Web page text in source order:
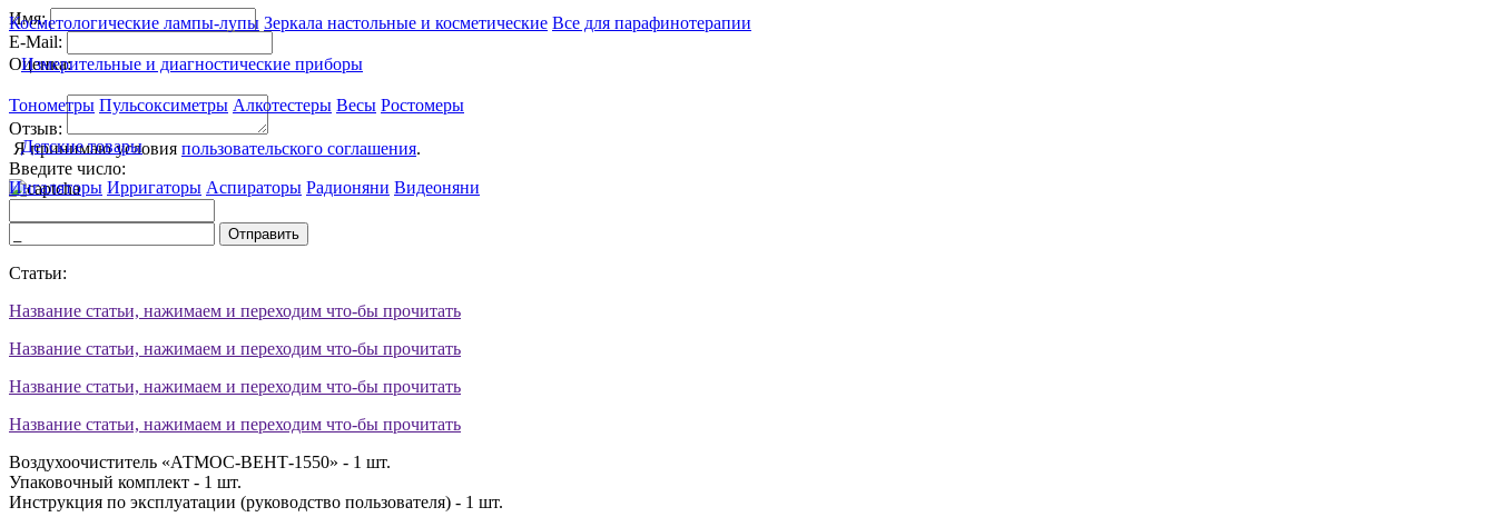
Косметологические лампы-лупы Зеркала настольные и косметические Все для парафинотерапии
Измерительные и диагностические приборы
Тонометры Пульсоксиметры Алкотестеры Весы Ростомеры
Детские товары
Ингаляторы Ирригаторы Аспираторы Радионяни Видеоняни
Имя:
E-Mail:
Оценка:
Отзыв:
Я принимаю условия пользовательского соглашения.
Введите число:
Отправить
Статьи:
Название статьи, нажимаем и переходим что-бы прочитать
Название статьи, нажимаем и переходим что-бы прочитать
Название статьи, нажимаем и переходим что-бы прочитать
Название статьи, нажимаем и переходим что-бы прочитать
Воздухоочиститель «АТМОС-ВЕНТ-1550» - 1 шт.
Упаковочный комплект - 1 шт.
Инструкция по эксплуатации (руководство пользователя) - 1 шт.